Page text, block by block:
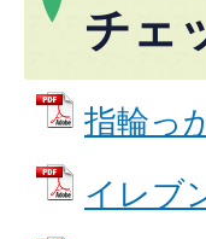
チェ
指輪っ
イレブ